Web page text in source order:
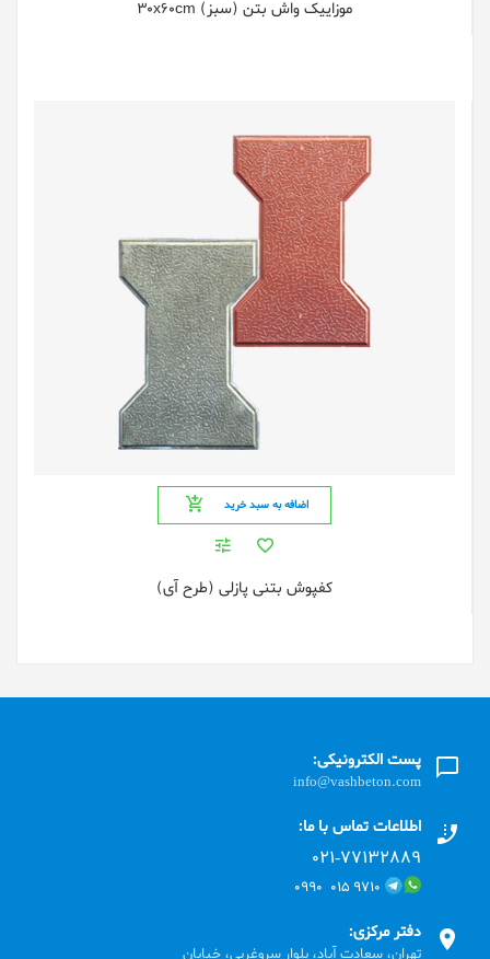
موزاییک واش بتن (سبز) 30x60cm
اضافه به سبد خرید
کفپوش بتنی پازلی (طرح آی)
پست الکترونیکی:
info@vashbeton.com
اطلاعات تماس با ما:
۰۲۱-۷۷۱٣۲۸۸۹
۹۷۱۰ ۰۱۵ ۰۹۹۰
دفتر مرکزی:
تهران، سعادت آباد، بلوار سروغربی، خیابان